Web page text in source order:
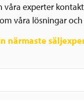
våra experter
våra lösningar och
närmaste